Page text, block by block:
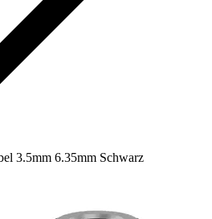
3.5mm 6.35mm Schwarz